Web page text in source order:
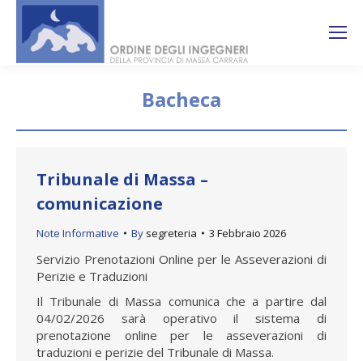
Bacheca
Tribunale di Massa –
comunicazione
Note Informative By segreteria 3 Febbraio 2026
Servizio Prenotazioni Online per le Asseverazioni di
Perizie e Traduzioni
Il Tribunale di Massa comunica che a partire dal
04/02/2026 sarà operativo il sistema di
prenotazione online per le asseverazioni di
traduzioni e perizie del Tribunale di Massa.